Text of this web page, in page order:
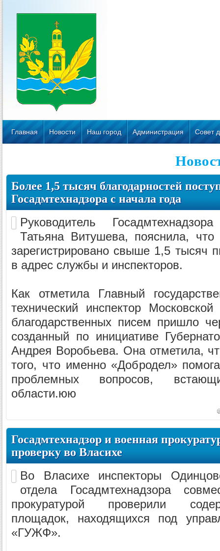
Главная Новости Наш город Администрация Совет
Более 1,5 тысяч благодарностей
Госадмтехнадзора с начала года
Руководитель
Татьяна Витушева, пояснила,
зарегистрировано свыше 1,5 тысяч
в адрес службы и инспекторов.
Как отметила Главный
технический инспектор
благодарственных писем пришло
созданный по инициативе
Андрея Воробьева. Она отметила,
того, что именно «Добродел»
проблемных вопросов,
области.юю
Госадмтехнадзор и военная
проверку во Власихе
Во Власихе инспекторы
отдела Госадмтехнадзора
прокуратурой проверили
площадок, находящихся под
«ГУЖФ».